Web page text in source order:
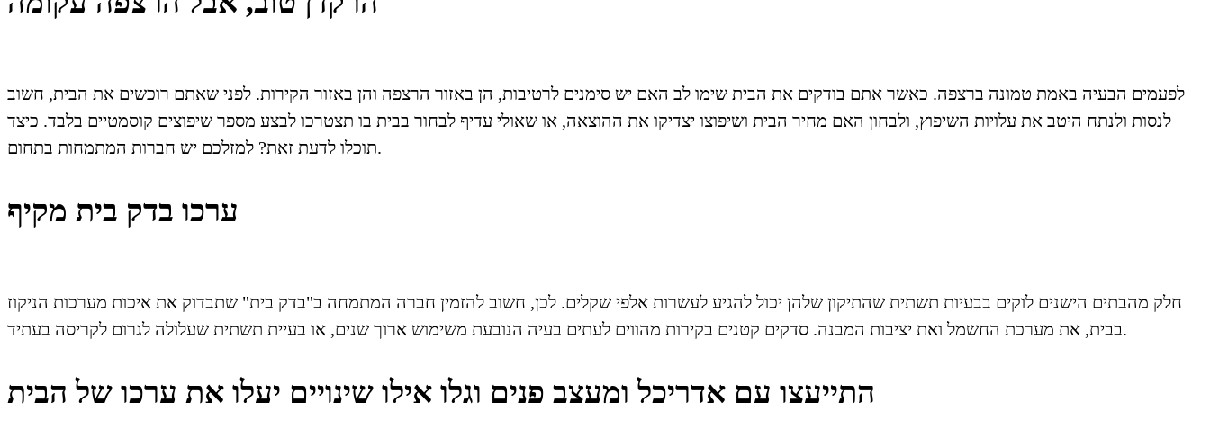
לפעמים הבעיה באמת טמונה ברצפה. כאשר אתם בודקים את הבית שימו לב האם יש סימנים לרטיבות, הן באזור הרצפה והן באזור הקירות. לפני שאתם רוכשים את הבית, חשוב
לנסות ולנתח היטב את עלויות השיפוץ, ולבחון האם מחיר הבית ושיפוצו יצדיקו את ההוצאה, או שאולי עדיף לבחור בבית בו תצטרכו לבצע מספר שיפוצים קוסמטיים בלבד. כיצד
תוכלו לדעת זאת? למזלכם יש חברות המתמחות בתחום.
ערכו בדק בית מקיף
חלק מהבתים הישנים לוקים בבעיות תשתית שהתיקון שלהן יכול להגיע לעשרות אלפי שקלים. לכן, חשוב להזמין חברה המתמחה ב"בדק בית" שתבדוק את איכות מערכות הניקוז
בבית, את מערכת החשמל ואת יציבות המבנה. סדקים קטנים בקירות מהווים לעתים בעיה הנובעת משימוש ארוך שנים, או בעיית תשתית שעלולה לגרום לקריסה בעתיד.
התייעצו עם אדריכל ומעצב פנים וגלו אילו שינויים יעלו את ערכו של הבית